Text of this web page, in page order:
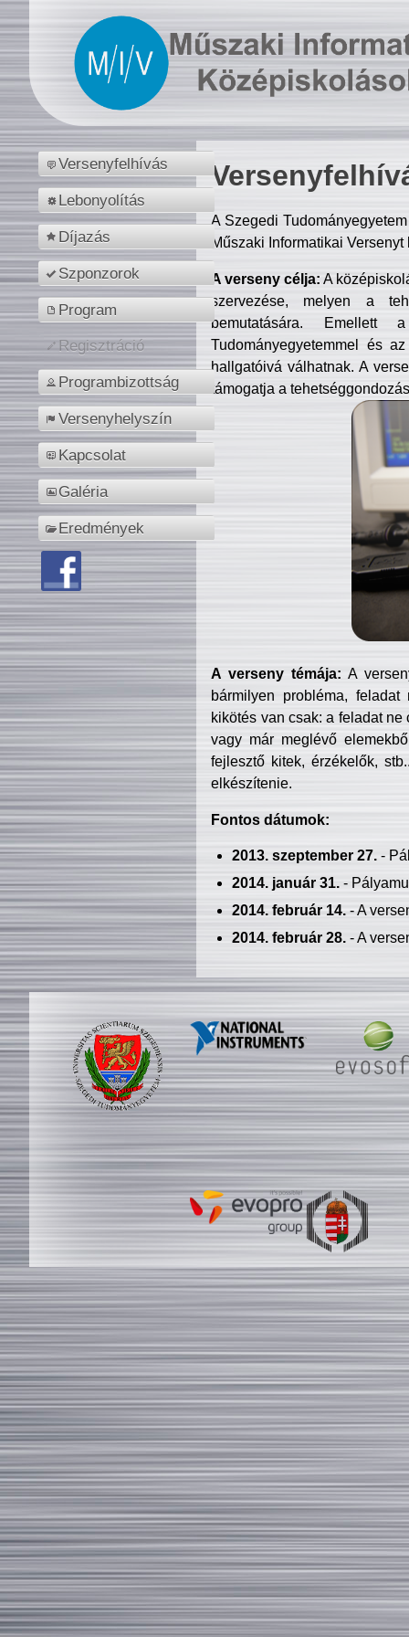
Versenyfelhívás
Lebonyolítás
Díjazás
Szponzorok
Program
Regisztráció
Programbizottság
Versenyhelyszín
Kapcsolat
Galéria
Eredmények
A Szegedi
Műszaki Informatikai
A verseny célja: A
szervezése, melyen a
bemutatására. Emellett
Tudományegyetemmel és
hallgatóivá válhatnak. A
támogatja a
A verseny témája: A
bármilyen probléma, feladat
kikötés van csak: a feladat
vagy már meglévő
fejlesztő kitek, érzékelők,
elkészítenie.
Fontos dátumok:
2013. szeptember 27.-
2014. január 31.-
2014. február 14.- A
2014. február 28.- A